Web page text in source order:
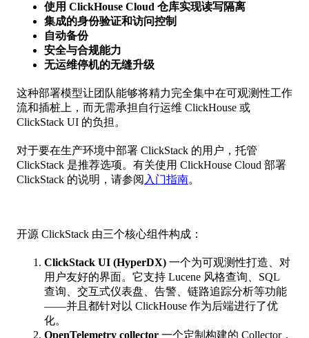
使用 ClickHouse Cloud 仓库实现读写隔离
集成的身份验证和访问控制
自动备份
安全与合规能力
无运维停机的无缝升级
这种部署模型让团队能够将精力完全集中在可观测性工作
流和插桩上，而无需承担自行运维 ClickHouse 或
ClickStack UI 的负担。
对于要在生产环境中部署 ClickStack 的用户，托管
ClickStack 是推荐选项。有关使用 ClickHouse Cloud 部署
ClickStack 的说明，请参阅 入门指南。
开源 ClickStack 由三个核心组件构成：
ClickStack UI (HyperDX) 一个为可观测性打造、对
用户友好的界面。它支持 Lucene 风格查询、SQL
查询、交互式仪表盘、告警、链路追踪分析等功能
——并且都针对以 ClickHouse 作为后端进行了优
化。
OpenTelemetry collector 一个定制构建的 Collector，